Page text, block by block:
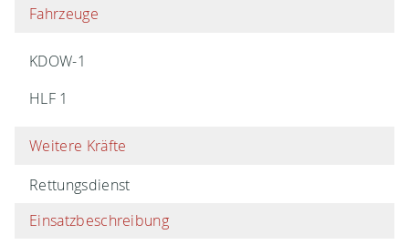
Fahrzeuge
KDOW-1
HLF 1
Weitere Kräfte
Rettungsdienst
Einsatzbeschreibung